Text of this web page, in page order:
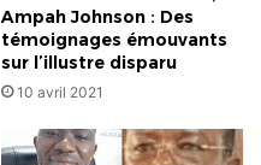
Ampah Johnson : Des
témoignages émouvants
sur l’illustre disparu
10 avril 2021